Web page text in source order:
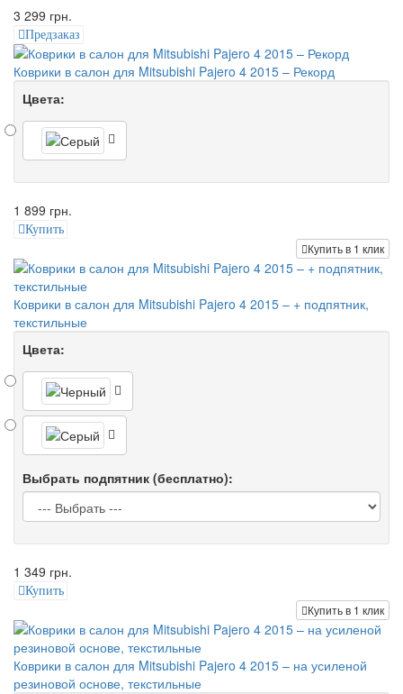
3 299 грн.
Предзаказ
Коврики в салон для Mitsubishi Pajero 4 2015 – Рекорд
Цвета:
1 899 грн.
Купить
Купить в 1 клик
Коврики в салон для Mitsubishi Pajero 4 2015 – + подпятник,
текстильные
Цвета:
Выбрать подпятник (бесплатно):
1 349 грн.
Купить
Купить в 1 клик
Коврики в салон для Mitsubishi Pajero 4 2015 – на усиленой
резиновой основе, текстильные